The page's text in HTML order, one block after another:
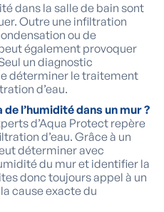
dans la salle de bain sont
Outre une infiltration
ou de
également provoquer
un diagnostic
déterminer le traitement
d’eau.
l’humidité dans un mur ?
d’Aqua Protect repère
d’eau. Grâce à un
déterminer avec
du mur et identifier la
donc toujours appel à un
cause exacte du